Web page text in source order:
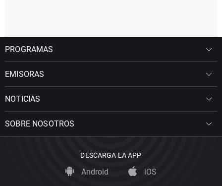
PROGRAMAS
EMISORAS
NOTICIAS
SOBRE NOSOTROS
DESCARGA LA APP
Android iOS